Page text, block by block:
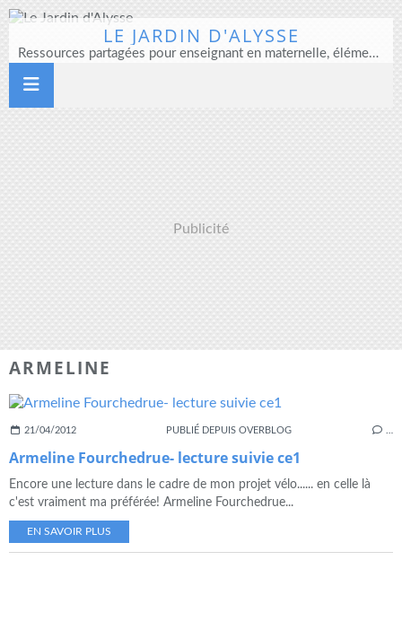
LE JARDIN D'ALYSSE
Ressources partagées pour enseignant en maternelle, élémentaire et direction d'école
Publicité
ARMELINE
21/04/2012 PUBLIÉ DEPUIS OVERBLOG
Armeline Fourchedrue- lecture suivie ce1
Encore une lecture dans le cadre de mon projet vélo...... en celle là
c'est vraiment ma préférée! Armeline Fourchedrue...
EN SAVOIR PLUS